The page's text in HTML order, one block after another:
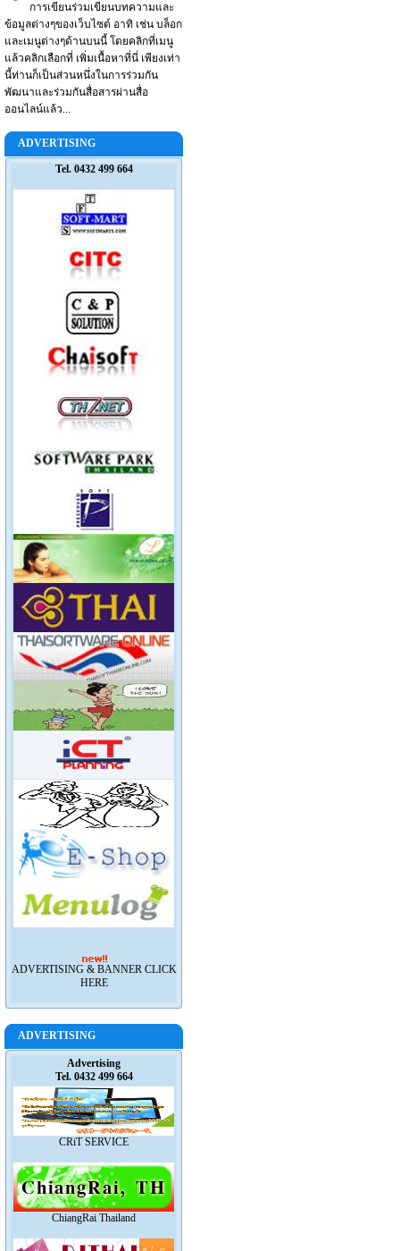
การเขียนร่วมเขียนบทความและ
ข้อมูลต่างๆของเว็บไซต์ อาทิ เช่น บล็อก
และเมนูต่างๆด้านบนนี้ โดยคลิกที่เมนู
แล้วคลิกเลือกที่ เพิ่มเนื้อหาที่นี่ เพียงเท่า
นี้ท่านก็เป็นส่วนหนึ่งในการร่วมกัน
พัฒนาและร่วมกันสื่อสารผ่านสื่อ
ออนไลน์แล้ว...
ADVERTISING
Tel. 0432 499 664
ADVERTISING & BANNER CLICK
HERE
ADVERTISING
Advertising
Tel. 0432 499 664
CRiT SERVICE
ChiangRai Thailand